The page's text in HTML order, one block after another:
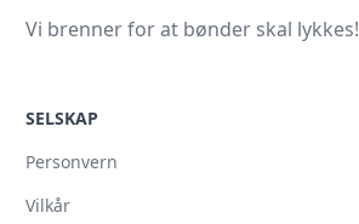
Vi brenner for at bønder skal lykkes!
SELSKAP
Personvern
Vilkår